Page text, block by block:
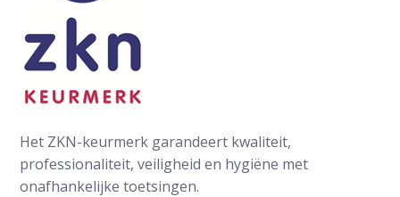
Het ZKN-keurmerk garandeert kwaliteit,
professionaliteit, veiligheid en hygiëne met
onafhankelijke toetsingen.